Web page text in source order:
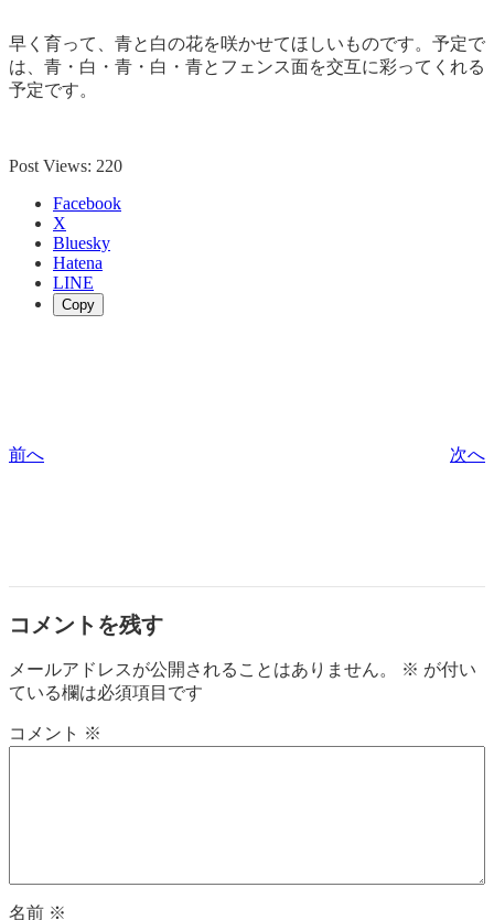
早く育って、青と白の花を咲かせてほしいものです。予定で
は、青・白・青・白・青とフェンス面を交互に彩ってくれる
予定です。
Post Views: 220
Facebook
X
Bluesky
Hatena
LINE
Copy
前へ 次へ
コメントを残す
メールアドレスが公開されることはありません。 ※ が付い
ている欄は必須項目です
コメント ※
名前 ※